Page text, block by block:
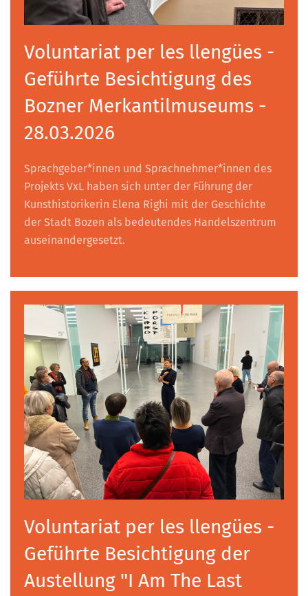
Voluntariat per les llengües -
Geführte Besichtigung des
Bozner Merkantilmuseums -
28.03.2026
Sprachgeber*innen und Sprachnehmer*innen des
Projekts VxL haben sich unter der Führung der
Kunsthistorikerin Elena Righi mit der Geschichte
der Stadt Bozen als bedeutendes Handelszentrum
auseinandergesetzt.
Voluntariat per les llengües -
Geführte Besichtigung der
Austellung "I Am The Last